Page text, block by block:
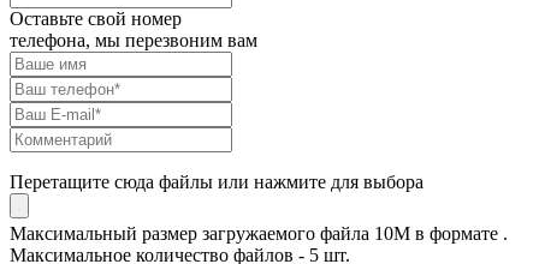
Оставьте свой номер
телефона, мы перезвоним вам
Перетащите сюда файлы или нажмите для выбора
Максимальный размер загружаемого файла 10M в формате .
Максимальное количество файлов - 5 шт.